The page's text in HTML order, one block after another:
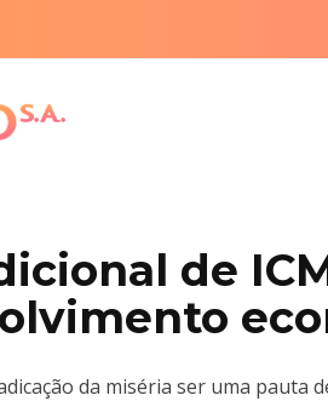
de
da miséria ser uma